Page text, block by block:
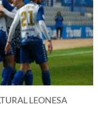
LEONESA